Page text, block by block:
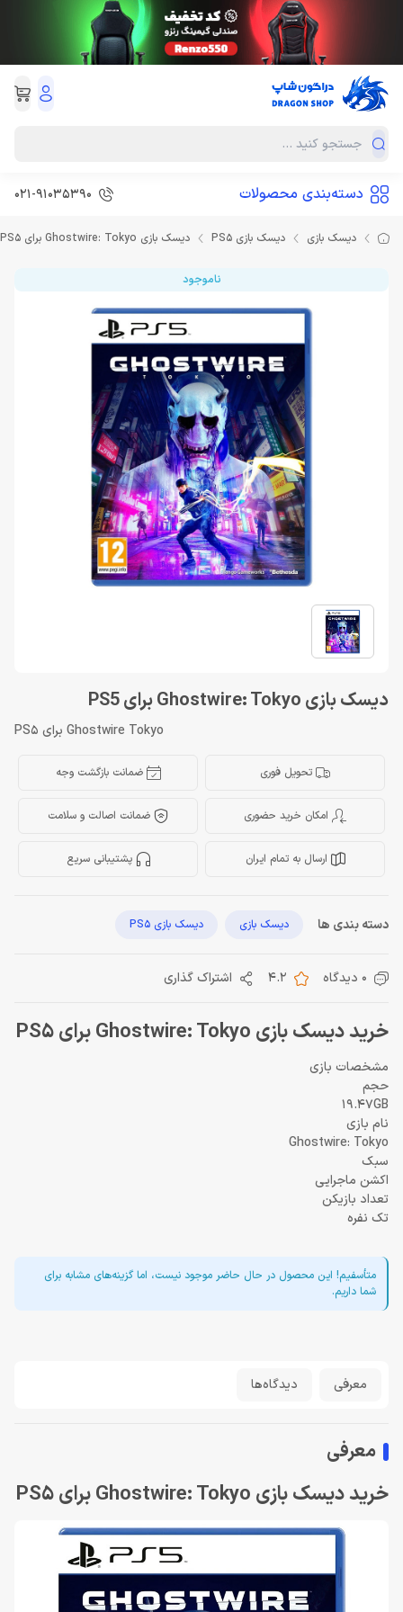
دسته‌بندی محصولات 021-91035390
دیسک بازی دیسک بازی PS5 دیسک بازی Ghostwire: Tokyo برای PS5
ناموجود
دیسک بازی Ghostwire: Tokyo برای PS5
Ghostwire Tokyo برای PS5
تحویل فوری ضمانت بازگشت وجه
امکان خرید حضوری ضمانت اصالت و سلامت
ارسال به تمام ایران پشتیبانی سریع
دسته بندی ها دیسک بازی دیسک بازی PS5
0 دیدگاه 4.2 اشتراک گذاری
خرید دیسک بازی Ghostwire: Tokyo برای PS5
مشخصات بازی
حجم
19.47GB
نام بازی
Ghostwire: Tokyo
سبک
اکشن ماجرایی
تعداد بازیکن
تک نفره
متأسفیم! این محصول در حال حاضر موجود نیست، اما گزینه‌های مشابه برای
شما داریم.
معرفی دیدگاه‌ها
معرفی
خرید دیسک بازی Ghostwire: Tokyo برای PS5